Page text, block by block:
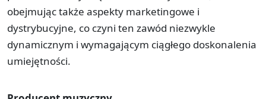
obejmując także aspekty marketingowe i
dystrybucyjne, co czyni ten zawód niezwykle
dynamicznym i wymagającym ciągłego doskonalenia
umiejętności.